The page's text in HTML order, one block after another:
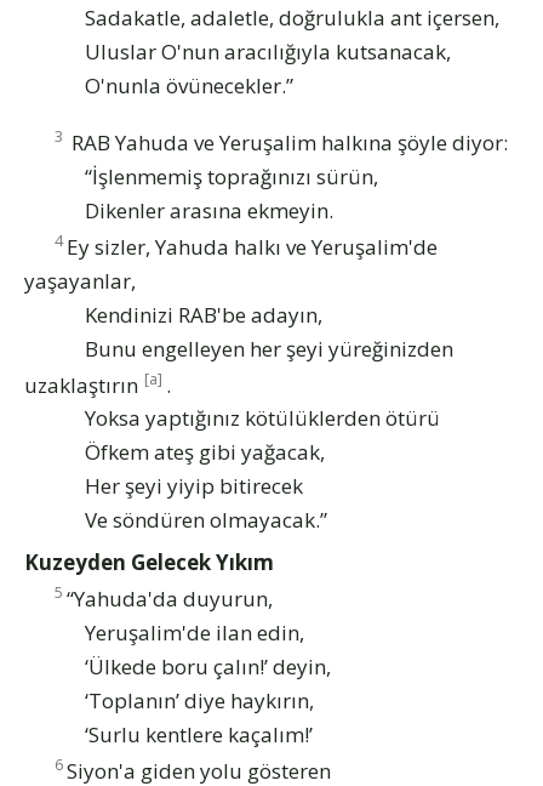
Sadakatle, adaletle, doğrulukla ant içersen,
Uluslar O'nun aracılığıyla kutsanacak,
O'nunla övünecekler.”
3 RAB Yahuda ve Yeruşalim halkına şöyle diyor:
“İşlenmemiş toprağınızı sürün,
Dikenler arasına ekmeyin.
4 Ey sizler, Yahuda halkı ve Yeruşalim'de
yaşayanlar,
Kendinizi RAB'be adayın,
Bunu engelleyen her şeyi yüreğinizden
uzaklaştırın [a] .
Yoksa yaptığınız kötülüklerden ötürü
Öfkem ateş gibi yağacak,
Her şeyi yiyip bitirecek
Ve söndüren olmayacak.”
Kuzeyden Gelecek Yıkım
5 “Yahuda'da duyurun,
Yeruşalim'de ilan edin,
‘Ülkede boru çalın!’ deyin,
‘Toplanın’ diye haykırın,
‘Surlu kentlere kaçalım!’
6Siyon'a giden yolu gösteren